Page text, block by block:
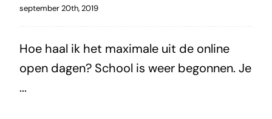
september 20th, 2019
Hoe haal ik het maximale uit de online
open dagen? School is weer begonnen. Je
...